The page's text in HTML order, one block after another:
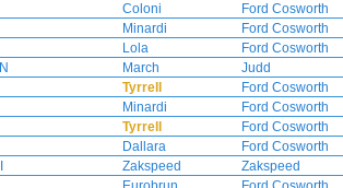
Coloni Ford Cosworth
Minardi Ford Cosworth
Lola Ford Cosworth
March Judd
Tyrrell Ford Cosworth
Minardi Ford Cosworth
Tyrrell Ford Cosworth
Dallara Ford Cosworth
Zakspeed Zakspeed